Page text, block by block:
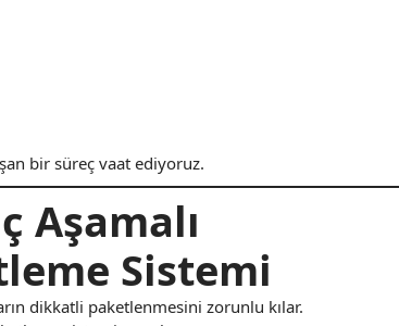
bir süreç vaat ediyoruz.
Aşamalı
Sistemi
dikkatli paketlenmesini zorunlu kılar.